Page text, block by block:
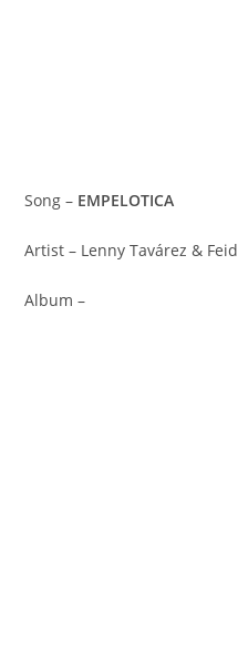
Song – EMPELOTICA
Artist – Lenny Tavárez & Feid
Album –